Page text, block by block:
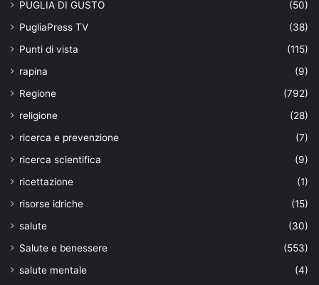
PUGLIA DI GUSTO
(50)
PugliaPress TV
(38)
Punti di vista
(115)
rapina
(9)
Regione
(792)
religione
(28)
ricerca e prevenzione
(7)
ricerca scientifica
(9)
ricettazione
(1)
risorse idriche
(15)
salute
(30)
Salute e benessere
(553)
salute mentale
(4)